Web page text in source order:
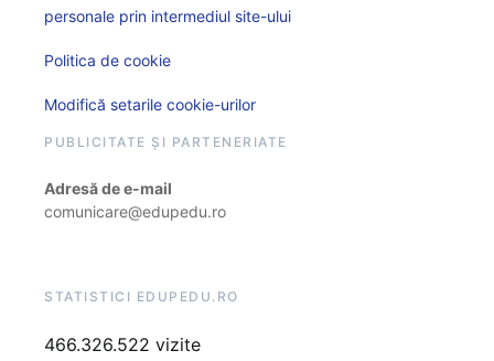
personale prin intermediul site-ului
Politica de cookie
Modifică setarile cookie-urilor
PUBLICITATE ȘI PARTENERIATE
Adresă de e-mail
comunicare@edupedu.ro
STATISTICI EDUPEDU.RO
466.326.522 vizite